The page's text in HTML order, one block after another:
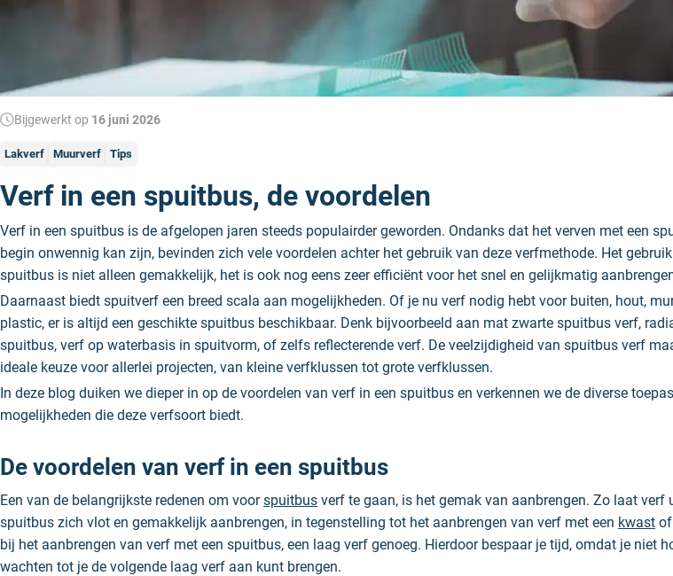
Bijgewerkt op 16 juni 2026
Lakverf Muurverf Tips
Verf in een spuitbus, de voordelen
Verf in een spuitbus is de afgelopen jaren steeds populairder geworden. Ondanks dat het verven met een
begin onwennig kan zijn, bevinden zich vele voordelen achter het gebruik van deze verfmethode. Het
spuitbus is niet alleen gemakkelijk, het is ook nog eens zeer efficiënt voor het snel en gelijkmatig
Daarnaast biedt spuitverf een breed scala aan mogelijkheden. Of je nu verf nodig hebt voor buiten, hout,
plastic, er is altijd een geschikte spuitbus beschikbaar. Denk bijvoorbeeld aan mat zwarte spuitbus verf,
spuitbus, verf op waterbasis in spuitvorm, of zelfs reflecterende verf. De veelzijdigheid van spuitbus verf
ideale keuze voor allerlei projecten, van kleine verfklussen tot grote verfklussen.
In deze blog duiken we dieper in op de voordelen van verf in een spuitbus en verkennen we de diverse
mogelijkheden die deze verfsoort biedt.
De voordelen van verf in een spuitbus
Een van de belangrijkste redenen om voorspuitbus verf te gaan, is het gemak van aanbrengen. Zo laat verf
spuitbus zich vlot en gemakkelijk aanbrengen, in tegenstelling tot het aanbrengen van verf met een kwast of
bij het aanbrengen van verf met een spuitbus, een laag verf genoeg. Hierdoor bespaar je tijd, omdat je niet
wachten tot je de volgende laag verf aan kunt brengen.